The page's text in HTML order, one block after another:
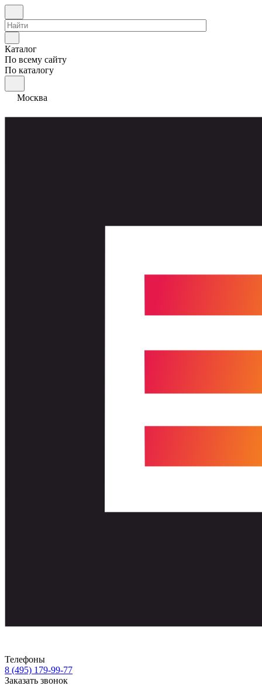
Каталог
По всему сайту
По каталогу
Москва
Телефоны
8 (495) 179-99-77
Заказать звонок